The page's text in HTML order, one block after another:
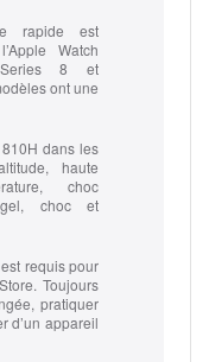
rapide est
Watch
8 et
ont une
dans les
haute
choc
choc et
requis pour
Toujours
pratiquer
d’un appareil